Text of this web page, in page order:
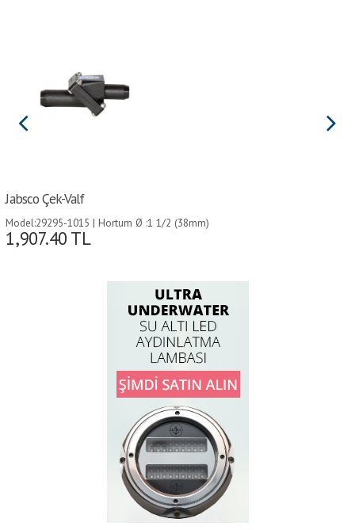
Jabsco Çek-Valf
Model:29295-1015 | Hortum Ø :1 1/2 (38mm)
´den 1 (25mm)´e |
1,907.40 TL